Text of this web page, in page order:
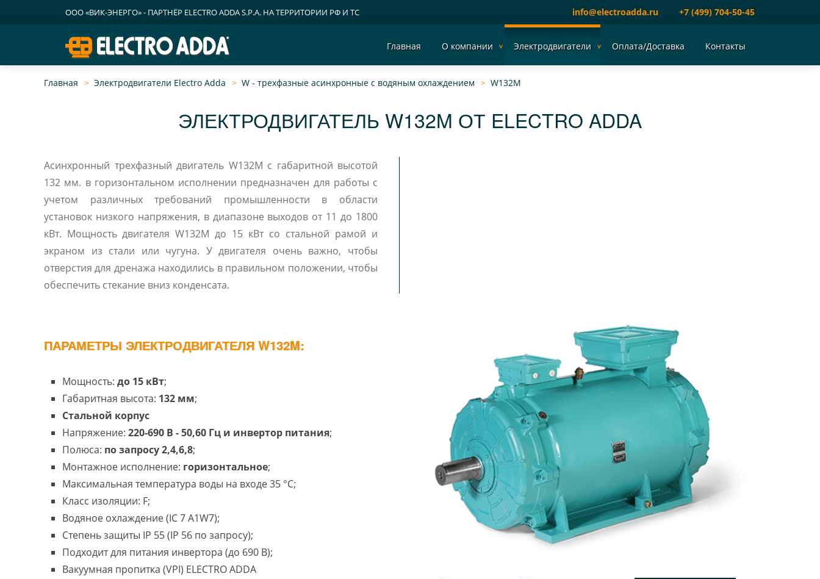
ООО «ВИК-ЭНЕРГО» - ПАРТНЁР ELECTRO ADDA S.P.A. НА ТЕРРИТОРИИ РФ И ТС info@electroadda.ru +7 (499) 704-50-45
Главная О компании Электродвигатели Оплата/Доставка Контакты
Главная Электродвигатели Electro Adda W - трехфазные асинхронные с водяным охлаждением W132M
ЭЛЕКТРОДВИГАТЕЛЬ W132M ОТ ELECTRO ADDA
Асинхронный трехфазный двигатель W132M с габаритной высотой
132 мм. в горизонтальном исполнении предназначен для работы с
учетом различных требований промышленности в области
установок низкого напряжения, в диапазоне выходов от 11 до 1800
кВт. Мощность двигателя W132M до 15 кВт со стальной рамой и
экраном из стали или чугуна. У двигателя очень важно, чтобы
отверстия для дренажа находились в правильном положении, чтобы
обеспечить стекание вниз конденсата.
ПАРАМЕТРЫ ЭЛЕКТРОДВИГАТЕЛЯ W132M:
Мощность: до 15 кВт;
Габаритная высота: 132 мм;
Cтальной корпус
Напряжение: 220-690 В - 50,60 Гц и инвертор питания;
Полюса: по запросу 2,4,6,8;
Монтажное исполнение: горизонтальное;
Максимальная температура воды на входе 35 °C;
Класс изоляции: F;
Водяное охлаждение (IC 7 A1W7);
Степень защиты IP 55 (IP 56 по запросу);
Подходит для питания инвертора (до 690 В);
Вакуумная пропитка (VPI) ELECTRO ADDA